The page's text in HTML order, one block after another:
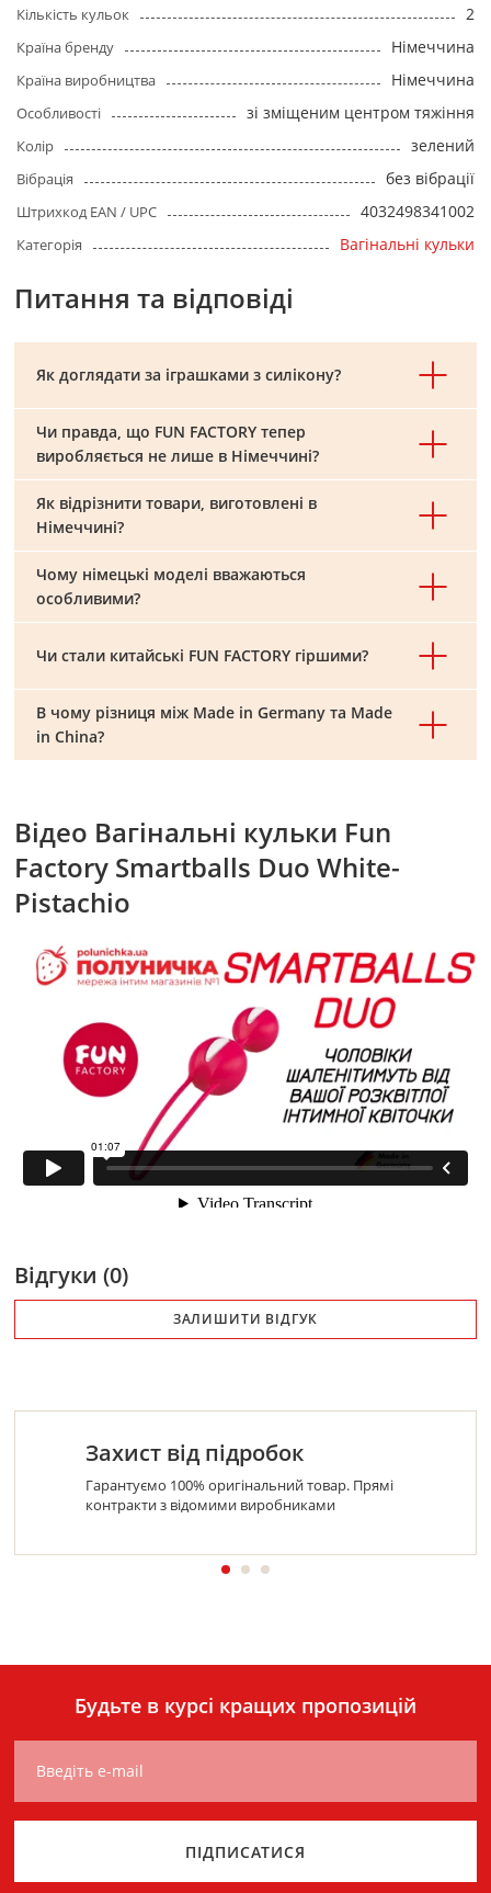
Кількість кульок 2
Країна бренду Німеччина
Країна виробництва Німеччина
Особливості зі зміщеним центром тяжіння
Колір зелений
Вібрація без вібрації
Штрихкод EAN / UPC 4032498341002
Категорія Вагінальні кульки
Питання та відповіді
Як доглядати за іграшками з силікону?
Чи правда, що FUN FACTORY тепер
виробляється не лише в Німеччині?
Як відрізнити товари, виготовлені в
Німеччині?
Чому німецькі моделі вважаються
особливими?
Чи стали китайські FUN FACTORY гіршими?
В чому різниця між Made in Germany та Made
in China?
Відео Вагінальні кульки Fun
Factory Smartballs Duo White-
Pistachio
Відгуки (0)
ЗАЛИШИТИ ВІДГУК
Захист від підробок
Гарантуємо 100% оригінальний товар. Прямі
контракти з відомими виробниками
Будьте в курсі кращих пропозицій
Введіть e-mail
ПІДПИСАТИСЯ